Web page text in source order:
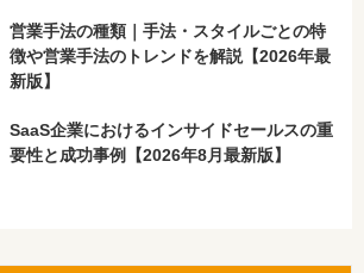
営業手法の種類｜手法・スタイルごとの特
徴や営業手法のトレンドを解説【2026年最
新版】
SaaS企業におけるインサイドセールスの重
要性と成功事例【2026年8月最新版】